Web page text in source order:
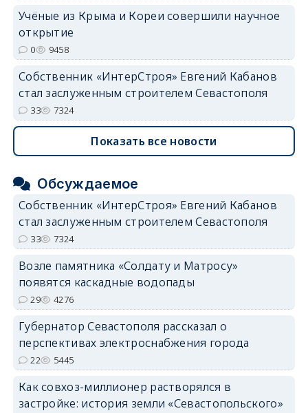
Учёные из Крыма и Кореи совершили научное
открытие
0 9458
Собственник «ИнтерСтроя» Евгений Кабанов
стал заслуженным строителем Севастополя
33 7324
Показать все новости
Обсуждаемое
Собственник «ИнтерСтроя» Евгений Кабанов
стал заслуженным строителем Севастополя
33 7324
Возле памятника «Солдату и Матросу»
появятся каскадные водопады
29 4276
Губернатор Севастополя рассказал о
перспективах электроснабжения города
22 5445
Как совхоз-миллионер растворялся в
застройке: история земли «Севастопольского»